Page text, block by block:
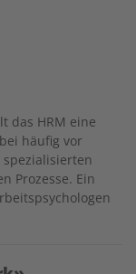
das HRM eine
häufig vor
Prozesse. Ein